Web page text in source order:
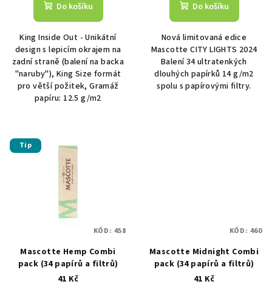
Do košíku
King Inside Out - Unikátní
design s lepicím okrajem na
zadní straně (balení na backa
"naruby"), King Size formát
pro větší požitek, Gramáž
papíru: 12.5 g/m2
Do košíku
Nová limitovaná edice
Mascotte CITY LIGHTS 2024
Balení 34 ultratenkých
dlouhých papírků 14 g/m2
spolu s papírovými filtry.
Tip
Mascotte Hemp Combi
pack (34 papírů a filtrů)
41 Kč
KÓD: 458
Mascotte Midnight Combi
pack (34 papírů a filtrů)
41 Kč
KÓD: 460